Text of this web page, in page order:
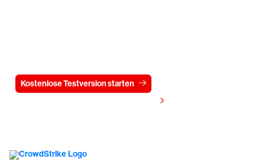
Kostenlose Testversion starten